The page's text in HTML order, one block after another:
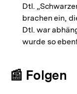
Dtl.
brachen ein,
Dtl. war
wurde so
📰 Folgen